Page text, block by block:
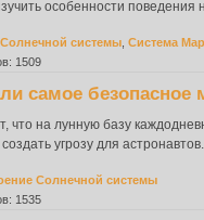
особенности
системы Система
1509
самое безопасное
что на лунную базу
угрозу для
Солнечной системы
1535